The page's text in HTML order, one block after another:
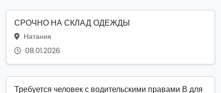
СРОЧНО НА СКЛАД ОДЕЖДЫ
Натания
08.01.2026
Требуется человек с водительскими правами В для